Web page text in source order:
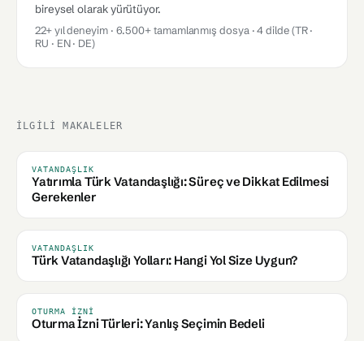
bireysel olarak yürütüyor.
22+ yıl deneyim · 6.500+ tamamlanmış dosya · 4 dilde (TR ·
RU · EN · DE)
İLGILI MAKALELER
VATANDAŞLIK
Yatırımla Türk Vatandaşlığı: Süreç ve Dikkat Edilmesi
Gerekenler
VATANDAŞLIK
Türk Vatandaşlığı Yolları: Hangi Yol Size Uygun?
OTURMA İZNI
Oturma İzni Türleri: Yanlış Seçimin Bedeli